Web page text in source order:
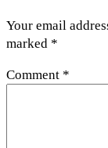
Your email
marked *
Comment *